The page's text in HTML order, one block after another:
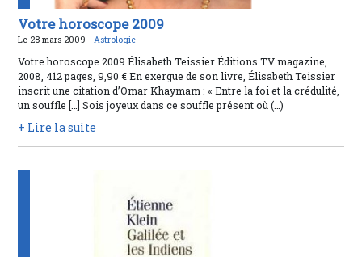
Votre horoscope 2009
Le 28 mars 2009 -Astrologie -
Votre horoscope 2009 Élisabeth Teissier Éditions TV magazine,
2008, 412 pages, 9,90 € En exergue de son livre, Élisabeth Teissier
inscrit une citation d’Omar Khaymam : « Entre la foi et la crédulité,
un souffle […] Sois joyeux dans ce souffle présent où (…)
+ Lire la suite